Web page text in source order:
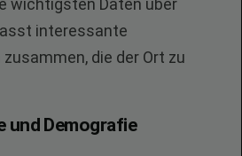
wichtigsten Daten über
interessante
die der Ort zu
und Demografie